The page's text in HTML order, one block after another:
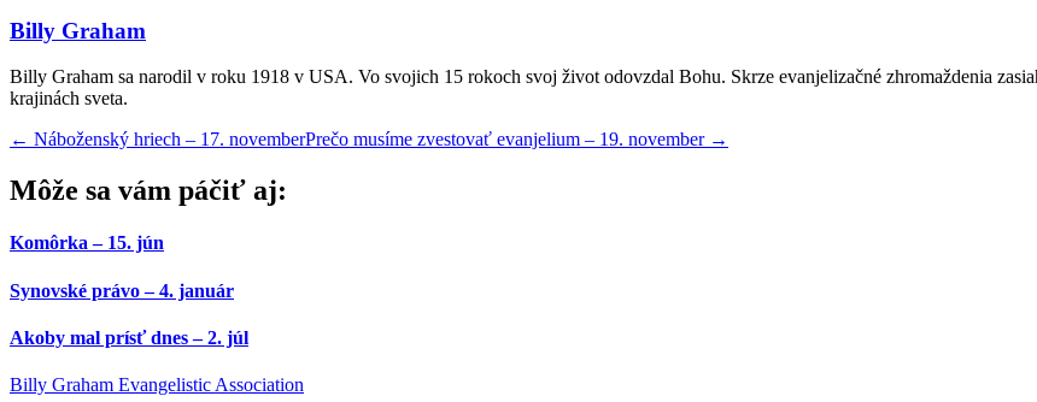
Billy Graham
Billy Graham sa narodil v roku 1918 v USA. Vo svojich 15 rokoch svoj život odovzdal Bohu. Skrze evanjelizačné zhromaždenia
krajinách sveta.
← Náboženský hriech – 17. novemberPrečo musíme zvestovať evanjelium – 19. november →
Môže sa vám páčiť aj:
Komôrka – 15. jún
Synovské právo – 4. január
Akoby mal prísť dnes – 2. júl
Billy Graham Evangelistic Association